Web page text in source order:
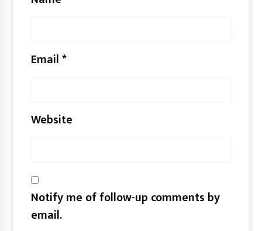
Email*
Website
Notify me of follow-up comments by
email.